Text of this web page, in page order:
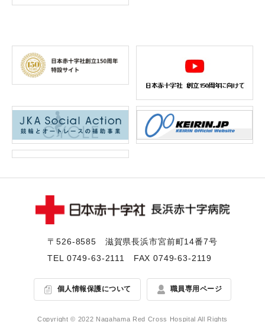
〒526-8585 滋賀県⻑浜市宮前町14番7号
TEL 0749-63-2111 FAX 0749-63-2119
個人情報保護について 職員専用ページ
Copyright © 2022 Nagahama Red Cross Hospital All Rights